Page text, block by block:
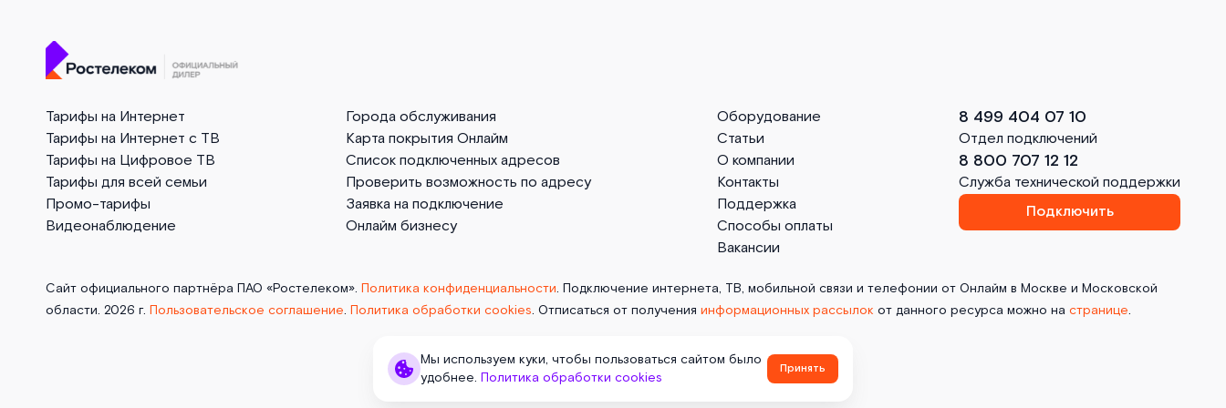
Тарифы на Интернет
Тарифы на Интернет с ТВ
Тарифы на Цифровое ТВ
Тарифы для всей семьи
Промо-тарифы
Видеонаблюдение
Города обслуживания
Карта покрытия Онлайм
Список подключенных адресов
Проверить возможность по адресу
Заявка на подключение
Онлайм бизнесу
Оборудование
Статьи
О компании
Контакты
Поддержка
Способы оплаты
Вакансии
8 499 404 07 10
Отдел подключений
8 800 707 12 12
Служба технической поддержки
Подключить
Сайт официального партнёра ПАО «Ростелеком». Политика конфиденциальности. Подключение интернета, ТВ, мобильной связи и телефонии от Онлайм в Москве и Московской
области. 2026 г. Пользовательское соглашение. Политика обработки cookies. Отписаться от получения информационных рассылок от данного ресурса можно на странице.
Мы используем куки, чтобы пользоваться сайтом было
удобнее. Политика обработки cookies
Принять